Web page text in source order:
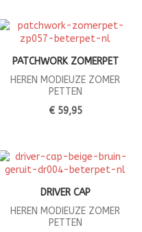
PATCHWORK ZOMERPET
HEREN MODIEUZE ZOMER
PETTEN
€ 59,95
DRIVER CAP
HEREN MODIEUZE ZOMER
PETTEN